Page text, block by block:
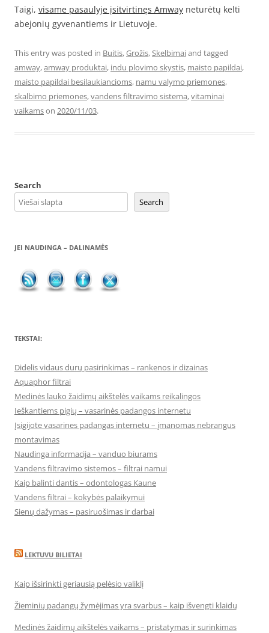
Taigi, visame pasaulyje įsitvirtinęs Amway neturėtų kelti
abejonių gyvenantiems ir Lietuvoje.
This entry was posted in Buitis,Grožis,Skelbimaiand tagged
amway,amway produktai, indu plovimo skystis, maisto papildai,
maisto papildai besilaukiancioms, namu valymo priemones,
skalbimo priemones,vandens filtravimo sistema,vitaminai
vaikamson 2020/11/03.
Search
Search
JEI NAUDINGA – DALINAMĖS
TEKSTAI:
Didelis vidaus durų pasirinkimas – rankenos ir dizainas
Aquaphor filtrai
Medinės lauko žaidimų aikštelės vaikams reikalingos
Ieškantiems pigių – vasarinės padangos internetu
Įsigijote vasarines padangas internetu – įmanomas nebrangus
montavimas
Naudinga informacija – vanduo biurams
Vandens filtravimo sistemos – filtrai namui
Kaip balinti dantis – odontologas Kaune
Vandens filtrai – kokybės palaikymui
Sienų dažymas – pasiruošimas ir darbai
LEKTUVU BILIETAI
Kaip išsirinkti geriausią pelėsio valiklį
Žieminių padangų žymėjimas yra svarbus – kaip išvengti klaidų
Medinės žaidimų aikštelės vaikams – pristatymas ir surinkimas